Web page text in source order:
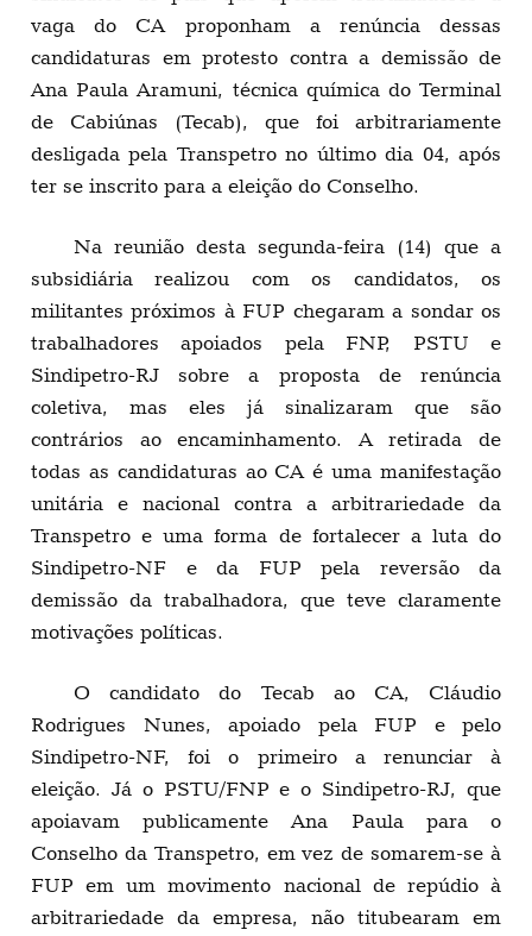
vaga do CA proponham a renúncia dessas
candidaturas em protesto contra a demissão de
Ana Paula Aramuni, técnica química do Terminal
de Cabiúnas (Tecab), que foi arbitrariamente
desligada pela Transpetro no último dia 04, após
ter se inscrito para a eleição do Conselho.
Na reunião desta segunda-feira (14) que a
subsidiária realizou com os candidatos, os
militantes próximos à FUP chegaram a sondar os
trabalhadores apoiados pela FNP, PSTU e
Sindipetro-RJ sobre a proposta de renúncia
coletiva, mas eles já sinalizaram que são
contrários ao encaminhamento. A retirada de
todas as candidaturas ao CA é uma manifestação
unitária e nacional contra a arbitrariedade da
Transpetro e uma forma de fortalecer a luta do
Sindipetro-NF e da FUP pela reversão da
demissão da trabalhadora, que teve claramente
motivações políticas.
O candidato do Tecab ao CA, Cláudio
Rodrigues Nunes, apoiado pela FUP e pelo
Sindipetro-NF, foi o primeiro a renunciar à
eleição. Já o PSTU/FNP e o Sindipetro-RJ, que
apoiavam publicamente Ana Paula para o
Conselho da Transpetro, em vez de somarem-se à
FUP em um movimento nacional de repúdio à
arbitrariedade da empresa, não titubearam em